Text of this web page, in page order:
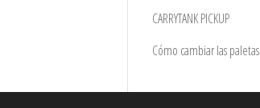
CARRYTANK PICKUP
Cómo cambiar las paletas